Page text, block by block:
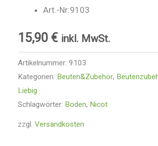
Art.-Nr:9103
15,90 € inkl. MwSt.
Artikelnummer: 9103
Kategorien: Beuten&Zubehör,
Liebig
Schlagwörter: Boden, Nicot
zzgl. Versandkosten